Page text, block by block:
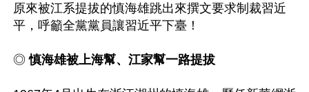
原來被江系提拔的慎海雄跳出來撰文要求制裁習近
平，呼籲全黨黨員讓習近平下臺！
◎ 慎海雄被上海幫、江家幫一路提拔